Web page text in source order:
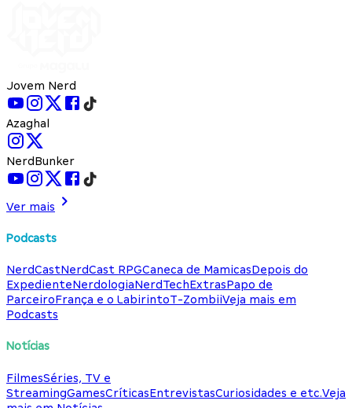
Jovem Nerd
Azaghal
NerdBunker
Ver mais
Podcasts
NerdCastNerdCast RPGCaneca de MamicasDepois do
ExpedienteNerdologiaNerdTechExtrasPapo de
ParceiroFrança e o LabirintoT-ZombiiVeja mais em
Podcasts
Notícias
FilmesSéries, TV e
StreamingGamesCríticasEntrevistasCuriosidades e etc.Veja